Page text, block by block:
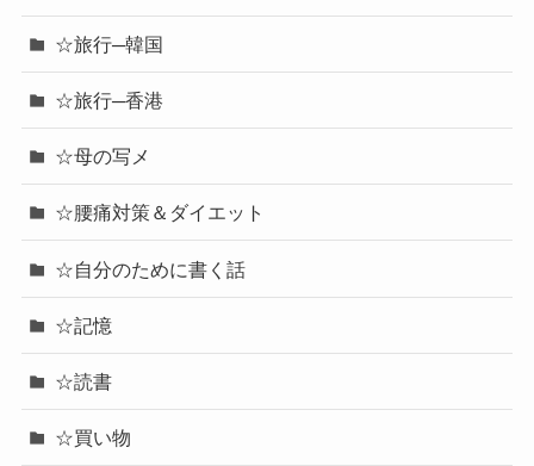
☆旅行─韓国
☆旅行─香港
☆母の写メ
☆腰痛対策＆ダイエット
☆自分のために書く話
☆記憶
☆読書
☆買い物